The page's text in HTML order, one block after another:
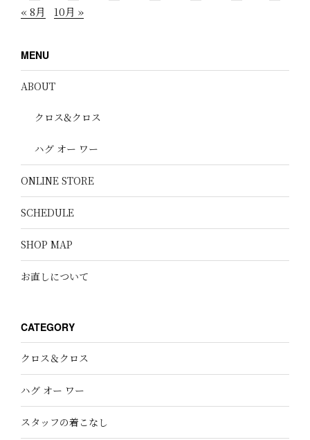
« 8月 10月 »
MENU
ABOUT
クロス&クロス
ハグ オー ワー
ONLINE STORE
SCHEDULE
SHOP MAP
お直しについて
CATEGORY
クロス＆クロス
ハグ オー ワー
スタッフの着こなし